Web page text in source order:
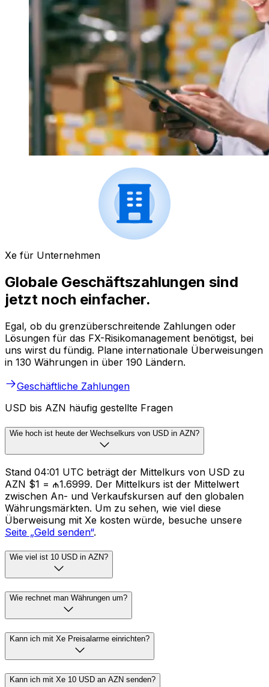
Xe für Unternehmen
Globale Geschäftszahlungen sind
jetzt noch einfacher.
Egal, ob du grenzüberschreitende Zahlungen oder
Lösungen für das FX-Risikomanagement benötigst, bei
uns wirst du fündig. Plane internationale Überweisungen
in 130 Währungen in über 190 Ländern.
Geschäftliche Zahlungen
USD bis AZN häufig gestellte Fragen
Wie hoch ist heute der Wechselkurs von USD in AZN?
Stand 04:01 UTC beträgt der Mittelkurs von USD zu
AZN $1 = ₼1.6999. Der Mittelkurs ist der Mittelwert
zwischen An- und Verkaufskursen auf den globalen
Währungsmärkten. Um zu sehen, wie viel diese
Überweisung mit Xe kosten würde, besuche unsere
Seite „Geld senden“.
Wie viel ist 10 USD in AZN?
Wie rechnet man Währungen um?
Kann ich mit Xe Preisalarme einrichten?
Kann ich mit Xe 10 USD an AZN senden?